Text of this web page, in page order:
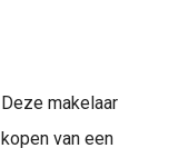
makelaar
van een